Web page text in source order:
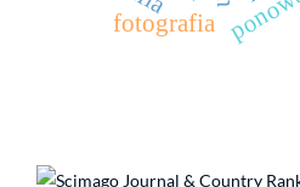
fotografia